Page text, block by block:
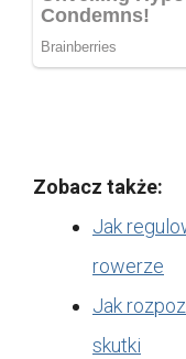
Zobacz także:
Jak
rowerze
Jak
skutki